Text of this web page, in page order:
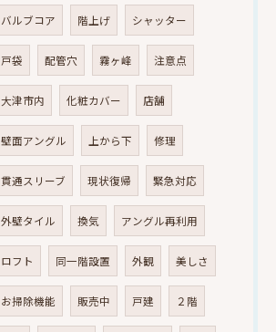
バルブコア 階上げ シャッター
戸袋 配管穴 霧ヶ峰 注意点
大津市内 化粧カバー 店舗
壁面アングル 上から下 修理
貫通スリーブ 現状復帰 緊急対応
外壁タイル 換気 アングル再利用
ロフト 同一階設置 外観 美しさ
お掃除機能 販売中 戸建 ２階